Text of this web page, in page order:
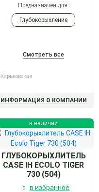
Предназначен для:
Глубокорыхление
Смотреть все
Харьковская
ИНФОРМАЦИЯ О КОМПАНИИ
в наличии
ГЛУБОКОРЫХЛИТЕЛЬ
CASE IH ECOLO TIGER
730 (504)
в избранное